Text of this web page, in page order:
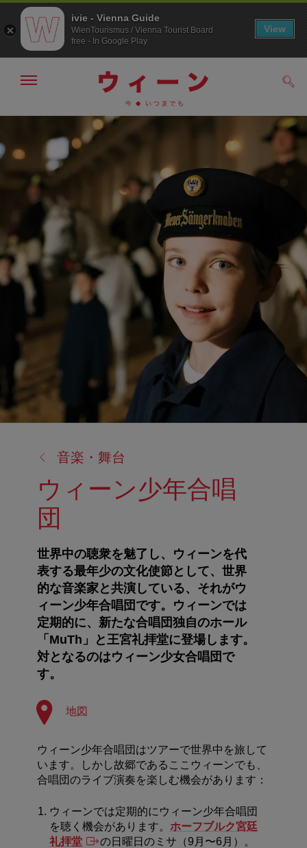
ュ
ー
ペ
ー
メ
表
示
す
る
音楽・舞台
ウィーン少年合唱
団
世界中の聴衆を魅了し、ウィーンを代
表する最年少の文化使節として、世界
的な音楽家と共演している、それがウ
ィーン少年合唱団です。ウィーンでは
定期的に、新たな合唱団独自のホール
「MuTh」と王宮礼拝堂に登場します。
対となるのはウィーン少女合唱団で
す。
地図
ウィーン少年合唱団はツアーで世界中を旅して
います。しかし故郷であるここウィーンでも、
合唱団のライブ演奏を楽しむ機会があります：
ウィーンでは定期的にウィーン少年合唱団
を聴く機会があります。 ホーフブルク宮廷
礼拝堂
の日曜日のミサ（9月〜6月）。
ivie - Vienna Guide
WienTourismus / Vienna Tourist Board
free - In Google Play
View